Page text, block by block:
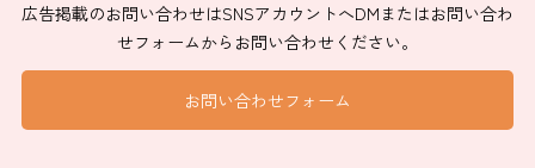
広告掲載のお問い合わせはSNSアカウントへDMまたはお問い合わ
せフォームからお問い合わせください。
お問い合わせフォーム